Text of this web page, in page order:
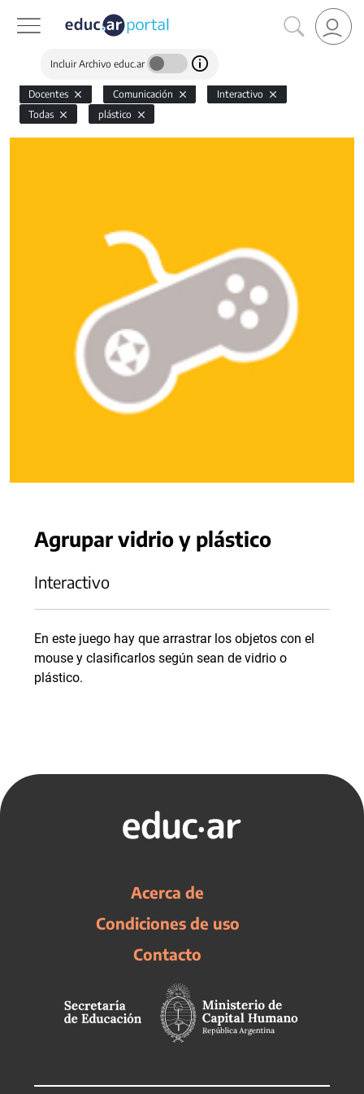
Incluir Archivo educ.ar
Docentes Comunicación
Interactivo
Todas
plástico
Agrupar vidrio y plástico
Interactivo
En este juego hay que arrastrar los objetos con el
mouse y clasificarlos según sean de vidrio o
plástico.
Acerca de
Condiciones de uso
Contacto